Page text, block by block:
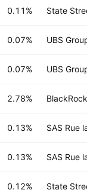
0.11% State
0.07% UBS
0.07% UBS
2.78%
0.13% SAS Rue
0.13% SAS Rue
0.12% State